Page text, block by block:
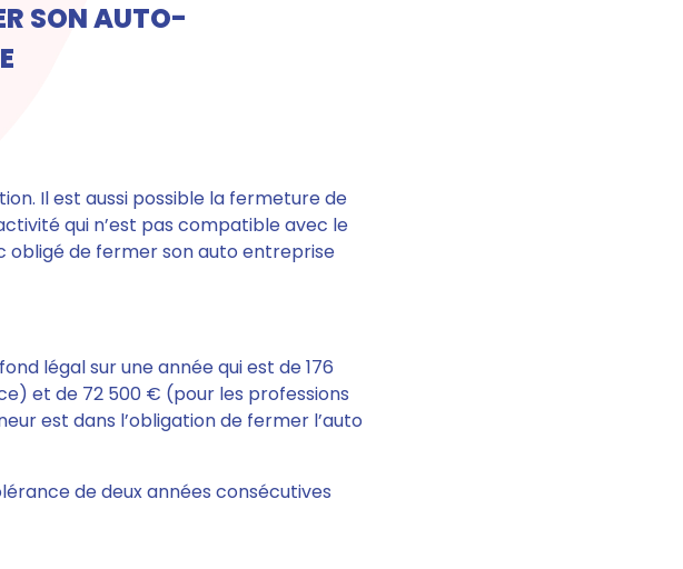
SON AUTO-
Il est aussi possible la fermeture de
qui n’est pas compatible avec le
obligé de fermer son auto entreprise
légalsur une année qui est de176
et de 72 500 € (pour les professions
est dans l’obligation de fermer l’auto
de deux années consécutives